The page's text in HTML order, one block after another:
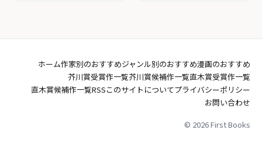
ホーム作家別のおすすめジャンル別のおすすめ漫画のおすすめ
芥川賞受賞作一覧芥川賞候補作一覧直木賞受賞作一覧
直木賞候補作一覧RSSこのサイトについてプライバシーポリシー
お問い合わせ
© 2026 First Books